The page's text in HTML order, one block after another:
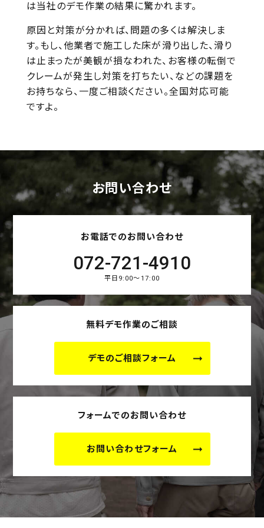
は当社のデモ作業の結果に驚かれます。
原因と対策が分かれば、問題の多くは解決しま
す。もし、他業者で施工した床が滑り出した、滑り
は止まったが美観が損なわれた、お客様の転倒で
クレームが発生し対策を打ちたい、などの課題を
お持ちなら、一度ご相談ください。全国対応可能
ですよ。
お問い合わせ
お電話でのお問い合わせ
072-721-4910
平日9:00～17:00
無料デモ作業のご相談
デモのご相談フォーム
フォームでのお問い合わせ
お問い合わせフォーム